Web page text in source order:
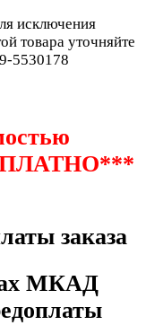
исключения
товара уточняйте
5530178
заказа
МКАД